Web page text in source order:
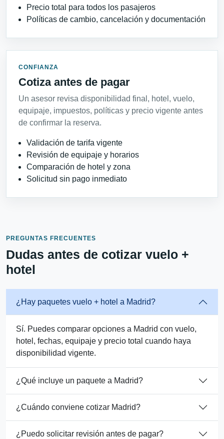
Precio total para todos los pasajeros
Políticas de cambio, cancelación y documentación
CONFIANZA
Cotiza antes de pagar
Un asesor revisa disponibilidad final, hotel, vuelo,
equipaje, impuestos, políticas y precio vigente antes
de confirmar la reserva.
Validación de tarifa vigente
Revisión de equipaje y horarios
Comparación de hotel y zona
Solicitud sin pago inmediato
PREGUNTAS FRECUENTES
Dudas antes de cotizar vuelo +
hotel
¿Hay paquetes vuelo + hotel a Madrid?
Sí. Puedes comparar opciones a Madrid con vuelo,
hotel, fechas, equipaje y precio total cuando haya
disponibilidad vigente.
¿Qué incluye un paquete a Madrid?
¿Cuándo conviene cotizar Madrid?
¿Puedo solicitar revisión antes de pagar?